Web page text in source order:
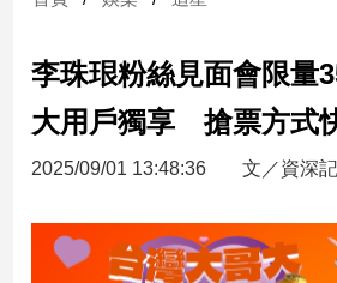
台
財
新
產
經/
李珠珢粉絲見面會限量
大用戶獨享 搶票方式
2025/09/01 13:48:36 文／資深